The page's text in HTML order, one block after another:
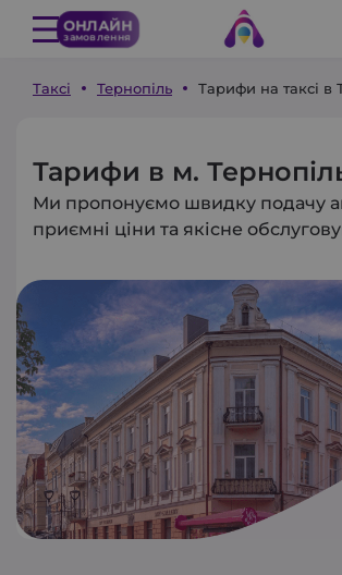
ОНЛАЙН
замовлення
Таксі Тернопіль Тарифи на таксі в
Тарифи в м.
Ми пропонуємо швидку подачу
приємні ціни та якісне